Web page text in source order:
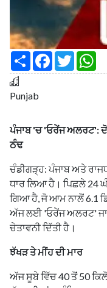
S
a
e
F
c
k
T
w
i
a
p
Punjab
ਪੰਜਾਬ 'ਚ 'ਓਰੇਂਜ ਅਲਰਟ': ਦੋ
ਠੰਢ
ਚੰਡੀਗੜ੍ਹ: ਪੰਜਾਬ ਅਤੇ
ਧਾਰ ਲਿਆ ਹੈ। ਪਿਛਲੇ 24
ਗਿਆ ਹੈ, ਜੋ ਆਮ ਨਾਲੋਂ 6.1
ਅੱਜ ਲਈ 'ਓਰੇਂਜ ਅਲਰਟ'
ਚੇਤਾਵਨੀ ਦਿੱਤੀ ਹੈ।
ਝੱਖੜ ਤੇ ਮੀਂਹ ਦੀ ਮਾਰ
ਅੱਜ ਸੂਬੇ ਵਿੱਚ 40 ਤੋਂ 50